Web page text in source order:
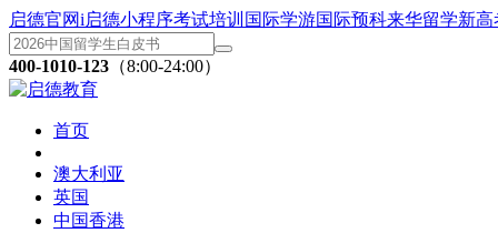
启德官网i启德小程序考试培训 国际学游国际预科来华留学新高
400-1010-123 （8:00-24:00）
首页
澳大利亚
英国
中国香港